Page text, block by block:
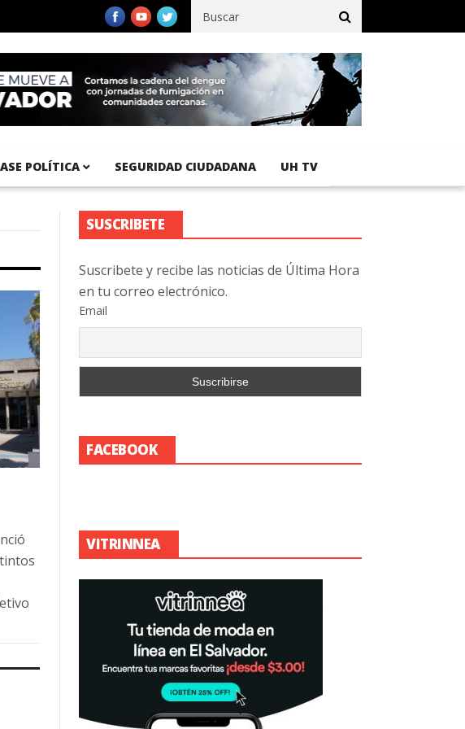
del Pacífico registra 92 % de avance en obras de terracería
POLÍTICA SEGURIDAD CIUDADANA UH TV
SUSCRIBETE
Suscribete y recibe las noticias de Última Hora
en tu correo electrónico.
Email
FACEBOOK
VITRINNEA